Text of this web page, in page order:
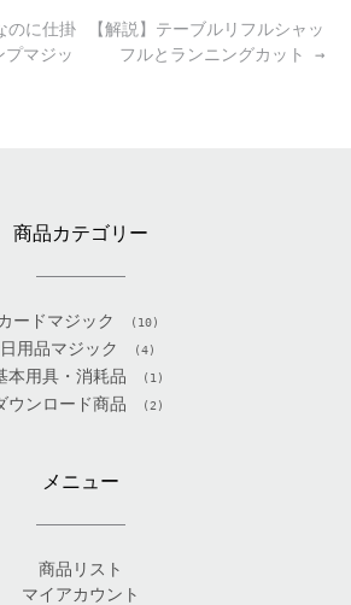
【解説】テーブルリフルシャッ
フルとランニングカット →
のに仕掛
プマジッ
商品カテゴリー
ードマジック (10)
日用品マジック (4)
本用具・消耗品 (1)
ウンロード商品 (2)
メニュー
商品リスト
マイアカウント